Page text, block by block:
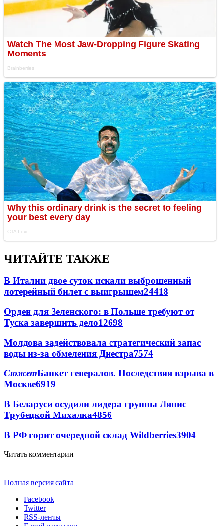
ЧИТАЙТЕ ТАКЖЕ
В Италии двое суток искали выброшенный
лотерейный билет с выигрышем24418
Орден для Зеленского: в Польше требуют от
Туска завершить дело12698
Молдова задействовала стратегический запас
воды из-за обмеления Днестра7574
СюжетБанкет генералов. Последствия взрыва в
Москве6919
В Беларуси осудили лидера группы Ляпис
Трубецкой Михалка4856
В РФ горит очередной склад Wildberries3904
Читать комментарии
Полная версия сайта
Facebook
Twitter
RSS-ленты